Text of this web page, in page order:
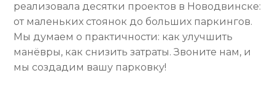
реализовала десятки проектов в Новодвинске:
от маленьких стоянок до больших паркингов.
Мы думаем о практичности: как улучшить
манёвры, как снизить затраты. Звоните нам, и
мы создадим вашу парковку!